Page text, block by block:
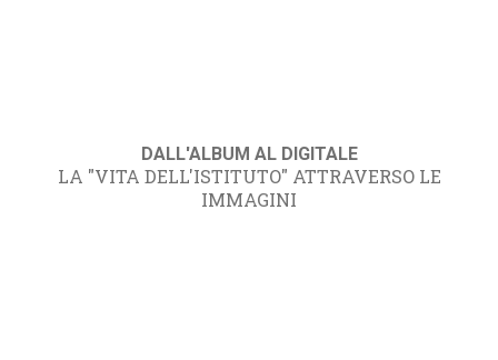
DALL'ALBUM AL DIGITALE
LA "VITA DELL'ISTITUTO" ATTRAVERSO LE
IMMAGINI